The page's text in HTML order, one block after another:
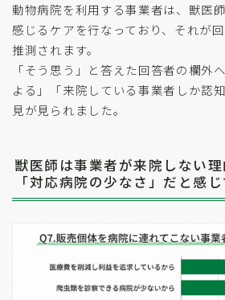
動物病院を利用する事業者は、獣医
感じるケアを行なっており、それが
推測されます。
「そう思う」と答えた回答者の欄外
よる」「来院している事業者しか認
見が見られました。
獣医師は事業者が来院しない
「対応病院の少なさ」だと感